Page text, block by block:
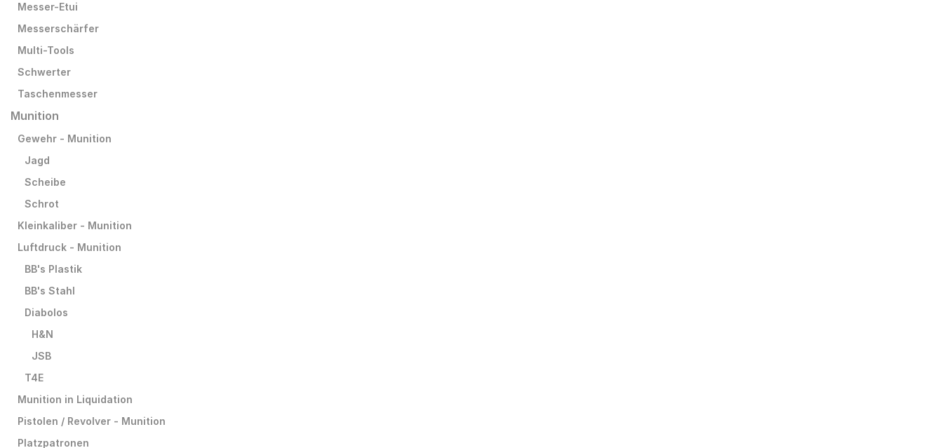
Messer-Etui
Messerschärfer
Multi-Tools
Schwerter
Taschenmesser
Munition
Gewehr - Munition
Jagd
Scheibe
Schrot
Kleinkaliber - Munition
Luftdruck - Munition
BB's Plastik
BB's Stahl
Diabolos
H&N
JSB
T4E
Munition in Liquidation
Pistolen / Revolver - Munition
Platzpatronen